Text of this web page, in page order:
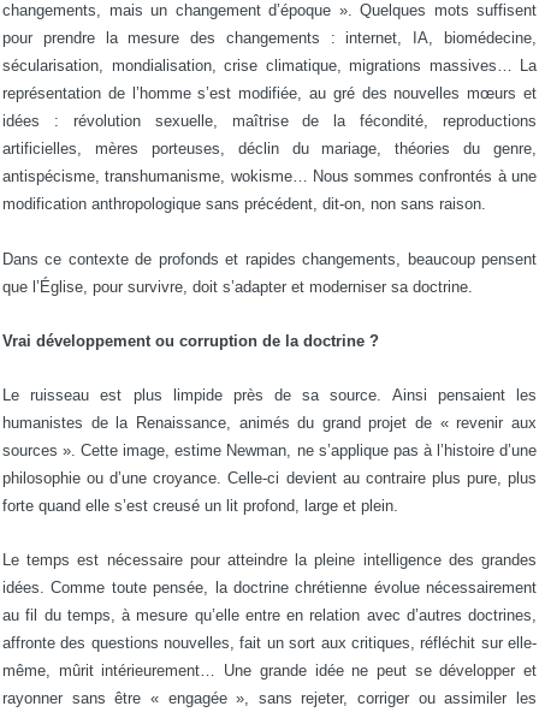
changements, mais un changement d’époque ». Quelques mots suffisent
pour prendre la mesure des changements : internet, IA, biomédecine,
sécularisation, mondialisation, crise climatique, migrations massives… La
représentation de l’homme s’est modifiée, au gré des nouvelles mœurs et
idées : révolution sexuelle, maîtrise de la fécondité, reproductions
artificielles, mères porteuses, déclin du mariage, théories du genre,
antispécisme, transhumanisme, wokisme… Nous sommes confrontés à une
modification anthropologique sans précédent, dit-on, non sans raison.
Dans ce contexte de profonds et rapides changements, beaucoup pensent
que l’Église, pour survivre, doit s’adapter et moderniser sa doctrine.
Vrai développement ou corruption de la doctrine ?
Le ruisseau est plus limpide près de sa source. Ainsi pensaient les
humanistes de la Renaissance, animés du grand projet de « revenir aux
sources ». Cette image, estime Newman, ne s’applique pas à l’histoire d’une
philosophie ou d’une croyance. Celle-ci devient au contraire plus pure, plus
forte quand elle s’est creusé un lit profond, large et plein.
Le temps est nécessaire pour atteindre la pleine intelligence des grandes
idées. Comme toute pensée, la doctrine chrétienne évolue nécessairement
au fil du temps, à mesure qu’elle entre en relation avec d’autres doctrines,
affronte des questions nouvelles, fait un sort aux critiques, réfléchit sur elle-
même, mûrit intérieurement… Une grande idée ne peut se développer et
rayonner sans être « engagée », sans rejeter, corriger ou assimiler les